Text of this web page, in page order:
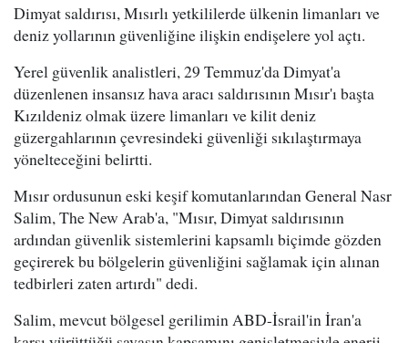
Dimyat saldırısı, Mısırlı yetkililerde ülkenin limanları ve
deniz yollarının güvenliğine ilişkin endişelere yol açtı.
Yerel güvenlik analistleri, 29 Temmuz'da Dimyat'a
düzenlenen insansız hava aracı saldırısının Mısır'ı başta
Kızıldeniz olmak üzere limanları ve kilit deniz
güzergahlarının çevresindeki güvenliği sıkılaştırmaya
yönelteceğini belirtti.
Mısır ordusunun eski keşif komutanlarından General Nasr
Salim, The New Arab'a, "Mısır, Dimyat saldırısının
ardından güvenlik sistemlerini kapsamlı biçimde gözden
geçirerek bu bölgelerin güvenliğini sağlamak için alınan
tedbirleri zaten artırdı" dedi.
Salim, mevcut bölgesel gerilimin ABD-İsrail'in İran'a